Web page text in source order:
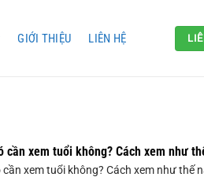
GIỚI THIỆU LIÊN HỆ
cần xem tuổi không? Cách xem như
xem tuổi không? Cách xem như thế